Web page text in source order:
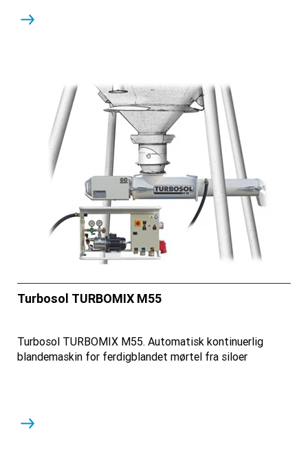
Turbosol TURBOMIX M55
Turbosol TURBOMIX M55. Automatisk kontinuerlig
blandemaskin for ferdigblandet mørtel fra siloer